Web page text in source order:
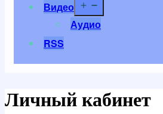
Видео
Аудио
RSS
Личный кабинет